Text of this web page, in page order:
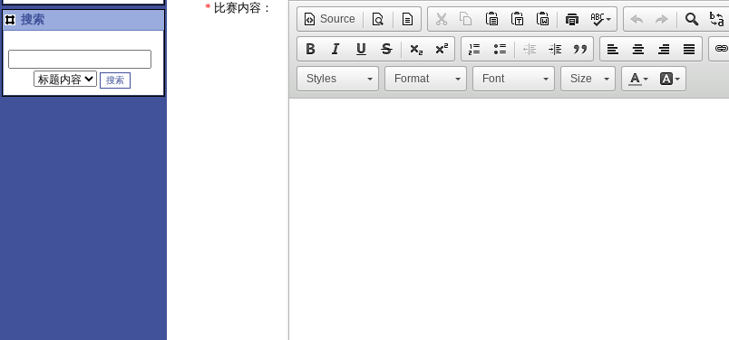
搜索
* 比赛内容：
Source
Styles Format Font Size